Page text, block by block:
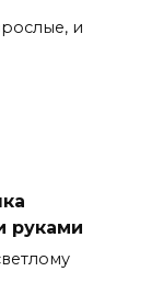
и
руками